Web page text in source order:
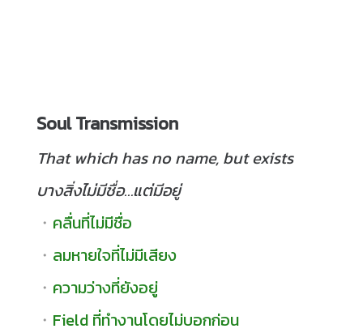
Soul Transmission
That which has no name, but exists
บางสิ่งไม่มีชื่อ…แต่มีอยู่
・ คลื่นที่ไม่มีชื่อ
・ ลมหายใจที่ไม่มีเสียง
・ ความว่างที่ยังอยู่
・ Field ที่ทำงานโดยไม่บอกก่อน